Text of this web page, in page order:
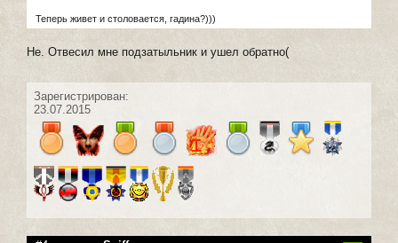
Теперь живет и столовается, гадина?)))
Не. Отвесил мне подзатыльник и ушел обратно(
Зарегистрирован:
23.07.2015